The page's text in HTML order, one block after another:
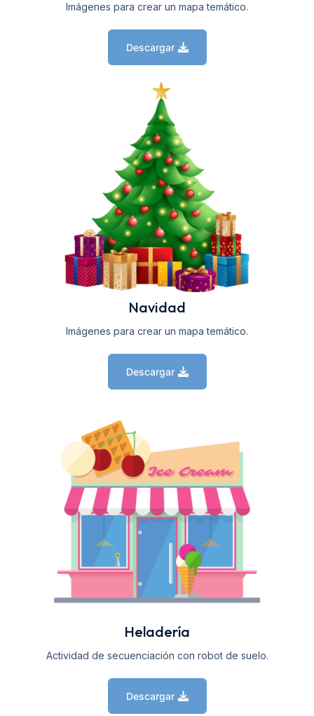
Imágenes para crear un mapa temático.
Descargar
Navidad
Imágenes para crear un mapa temático.
Descargar
Heladería
Actividad de secuenciación con robot de suelo.
Descargar